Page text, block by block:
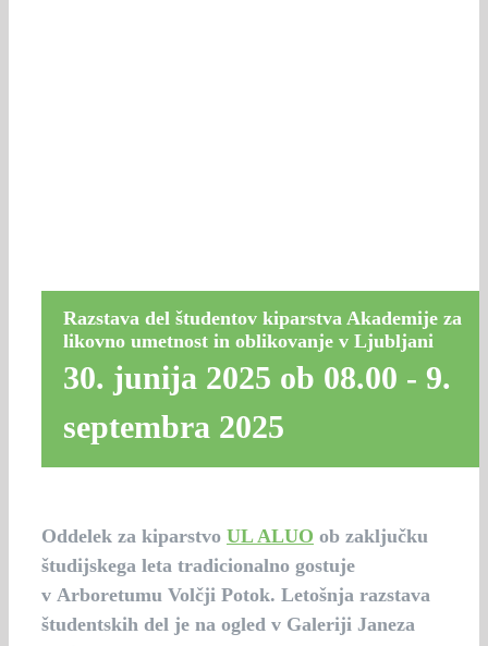
Razstava del študentov kiparstva Akademije za
likovno umetnost in oblikovanje v Ljubljani
30. junija 2025 ob 08.00 - 9.
septembra 2025
Oddelek za kiparstvo UL ALUO ob zaključku
študijskega leta tradicionalno gostuje
v Arboretumu Volčji Potok. Letošnja razstava
študentskih del je na ogled v Galeriji Janeza